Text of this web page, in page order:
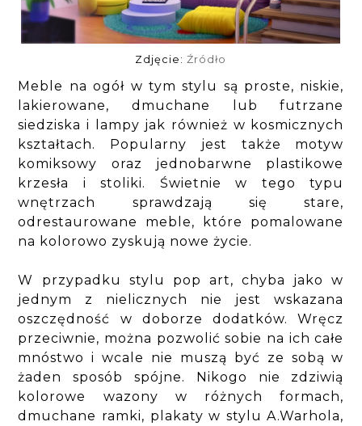
Zdjęcie:Źródło
Meble na ogół w tym stylu są proste, niskie,
lakierowane, dmuchane lub futrzane
siedziska i lampy jak również w kosmicznych
kształtach. Popularny jest także motyw
komiksowy oraz jednobarwne plastikowe
krzesła i stoliki. Świetnie w tego typu
wnętrzach sprawdzają się stare,
odrestaurowane meble, które pomalowane
na kolorowo zyskują nowe życie.
W przypadku stylu pop art, chyba jako w
jednym z nielicznych nie jest wskazana
oszczędność w doborze dodatków. Wręcz
przeciwnie, można pozwolić sobie na ich całe
mnóstwo i wcale nie muszą być ze sobą w
żaden sposób spójne. Nikogo nie zdziwią
kolorowe wazony w różnych formach,
dmuchane ramki, plakaty w stylu A.Warhola,